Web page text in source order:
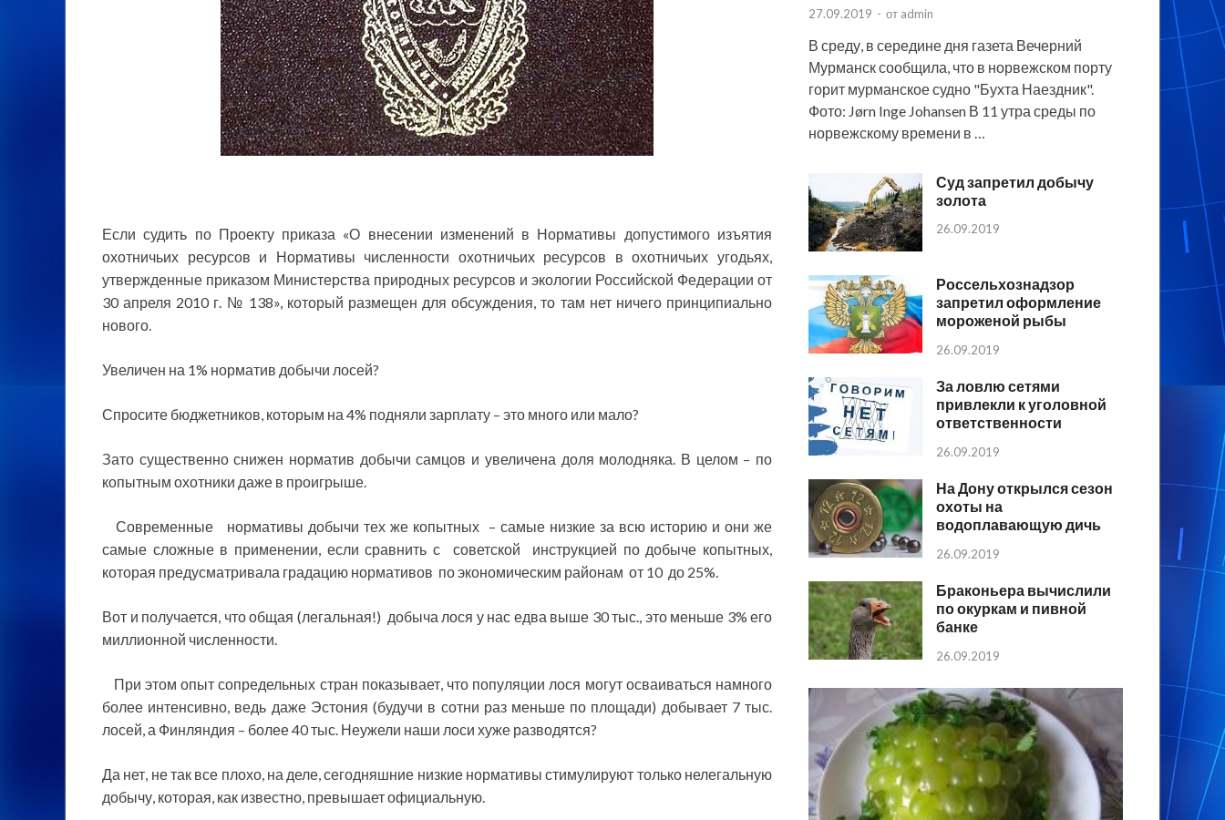
Если судить по Проекту приказа «О внесении изменений в Нормативы допустимого изъятия
охотничьих ресурсов и Нормативы численности охотничьих ресурсов в охотничьих угодьях,
утвержденные приказом Министерства природных ресурсов и экологии Российской Федерации от
30 апреля 2010 г. № 138», который размещен для обсуждения, то там нет ничего принципиально
нового.
Увеличен на 1% норматив добычи лосей?
Спросите бюджетников, которым на 4% подняли зарплату – это много или мало?
Зато существенно снижен норматив добычи самцов и увеличена доля молодняка. В целом – по
копытным охотники даже в проигрыше.
Современные нормативы добычи тех же копытных – самые низкие за всю историю и они же
самые сложные в применении, если сравнить с советской инструкцией по добыче копытных,
которая предусматривала градацию нормативов по экономическим районам от 10 до 25%.
Вот и получается, что общая (легальная!) добыча лося у нас едва выше 30 тыс., это меньше 3% его
миллионной численности.
При этом опыт сопредельных стран показывает, что популяции лося могут осваиваться намного
более интенсивно, ведь даже Эстония (будучи в сотни раз меньше по площади) добывает 7 тыс.
лосей, а Финляндия – более 40 тыс. Неужели наши лоси хуже разводятся?
Да нет, не так все плохо, на деле, сегодняшние низкие нормативы стимулируют только нелегальную
добычу, которая, как известно, превышает официальную.
27.09.2019 - от admin
В среду, в середине дня газета Вечерний
Мурманск сообщила, что в норвежском порту
горит мурманское судно "Бухта Наездник".
Фото: Jørn Inge Johansen В 11 утра среды по
норвежскому времени в …
Суд запретил добычу
золота
26.09.2019
Россельхознадзор
запретил оформление
мороженой рыбы
26.09.2019
За ловлю сетями
привлекли к уголовной
ответственности
26.09.2019
На Дону открылся сезон
охоты на
водоплавающую дичь
26.09.2019
Браконьера вычислили
по окуркам и пивной
банке
26.09.2019